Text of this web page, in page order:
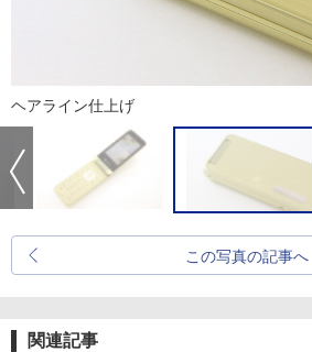
ヘアライン仕上げ
この写真の記事へ
関連記事